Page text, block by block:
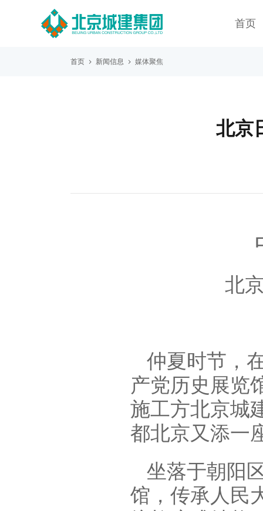
首页
首页 新闻信息 媒体聚焦
北京
北
仲夏时节，
产党历史展览
施工方北京城
都北京又添一
坐落于朝阳
馆，传承人民